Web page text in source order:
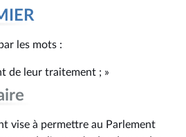
les mots :
de leur traitement ; »
vise à permettre au Parlement